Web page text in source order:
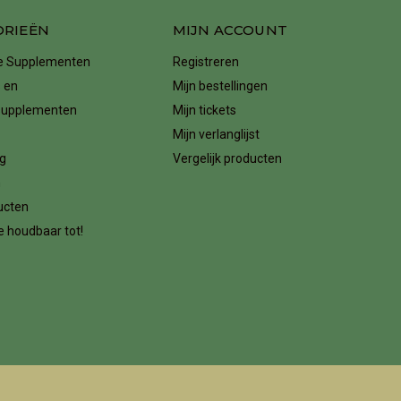
Supplementen
en
houdbaar tot!
MIJN ACCOUNT
Registreren
Mijn bestellingen
Mijn tickets
Mijn verlanglijst
Vergelijk producten